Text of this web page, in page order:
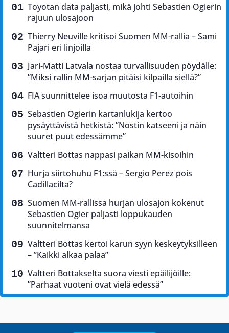
Toyotan data paljasti, mikä johti Sebastien Ogierin
rajuun ulosajoon
Thierry Neuville kritisoi Suomen MM-rallia – Sami
Pajari eri linjoilla
Jari-Matti Latvala nostaa turvallisuuden pöydälle:
”Miksi rallin MM-sarjan pitäisi kilpailla siellä?”
FIA suunnittelee isoa muutosta F1-autoihin
Sebastien Ogierin kartanlukija kertoo
pysäyttävistä hetkistä: ”Nostin katseeni ja näin
suuret puut edessämme”
Valtteri Bottas nappasi paikan MM-kisoihin
Hurja siirtohuhu F1:ssä – Sergio Perez pois
Cadillacilta?
Suomen MM-rallissa hurjan ulosajon kokenut
Sebastien Ogier paljasti loppukauden
suunnitelmansa
Valtteri Bottas kertoi karun syyn keskeytyksilleen
– ”Kaikki alkaa palaa”
Valtteri Bottakselta suora viesti epäilijöille:
”Parhaat vuoteni ovat vielä edessä”